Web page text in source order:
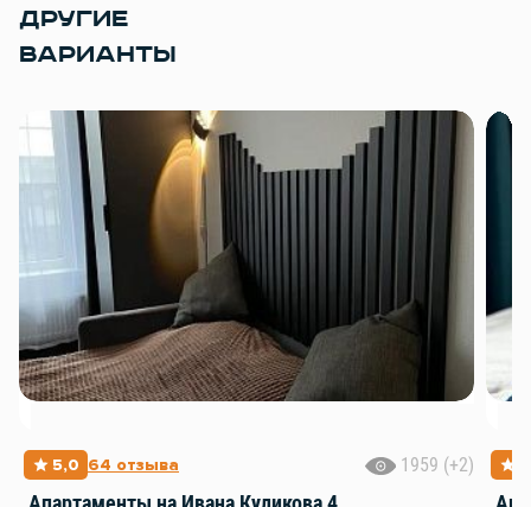
ДРУГИЕ
ВАРИАНТЫ
5,0 64 отзыва
1959 (+2)